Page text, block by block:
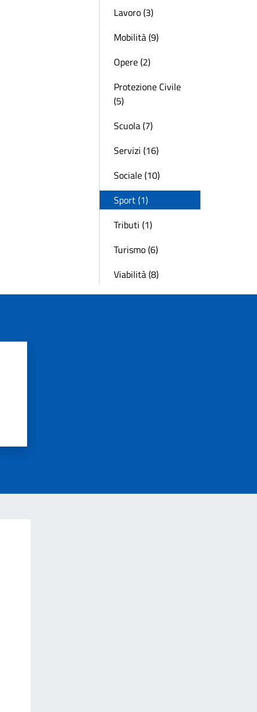
Lavoro (3)
Mobilità (9)
Opere (2)
Protezione Civile
(5)
Scuola (7)
Servizi (16)
Sociale (10)
Sport (1)
Tributi (1)
Turismo (6)
Viabilità (8)